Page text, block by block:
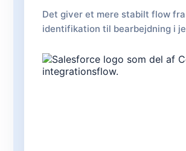
Det giver et mere stabilt flow fra
identifikation til bearbejdning i